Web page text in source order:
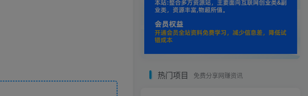
热门项目 免费分享网赚资讯